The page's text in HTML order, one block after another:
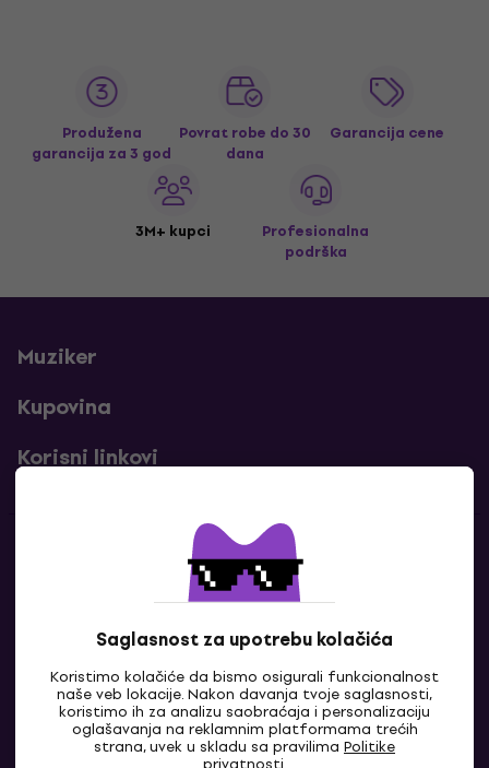
Saglasnost za upotrebu kolačića
Koristimo kolačiće da bismo osigurali funkcionalnost
naše veb lokacije. Nakon davanja tvoje saglasnosti,
koristimo ih za analizu saobraćaja i personalizaciju
oglašavanja na reklamnim platformama trećih
strana, uvek u skladu sa pravilima Politike
Produžena
garancija za 3 god
Povrat robe do 30
dana
Garancija cene
3M+ kupci
Profesionalna
podrška
Muziker
Kupovina
Korisni linkovi
Kontakti
Kontaktiraj nas